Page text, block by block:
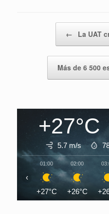
← La UAT
Más de 6 500
+27°C
5.7 m/s
01:00
+27°C
02:00
+26°C
‹